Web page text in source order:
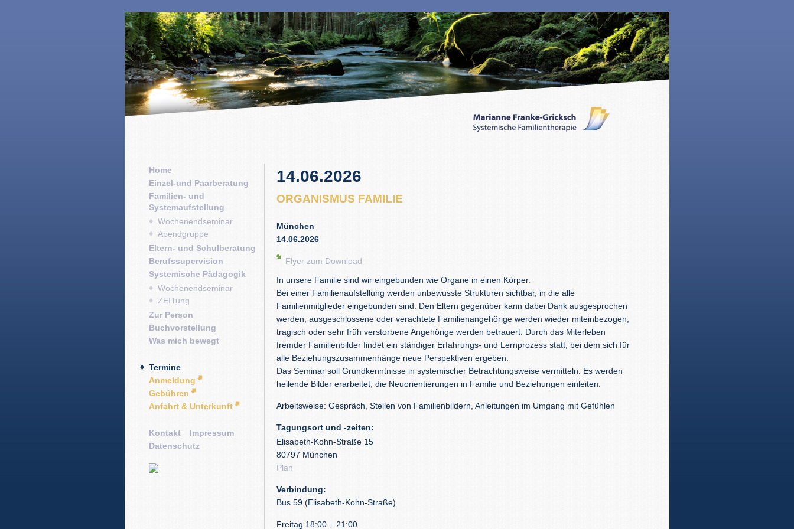
Home
Einzel-und Paarberatung
Familien- und
Systemaufstellung
Wochenendseminar
Abendgruppe
Eltern- und Schulberatung
Berufssupervision
Systemische Pädagogik
Wochenendseminar
ZEITung
Zur Person
Buchvorstellung
Was mich bewegt
Termine
Anmeldung
Gebühren
Anfahrt & Unterkunft
Kontakt
Impressum
Datenschutz
14.06.2026
ORGANISMUS FAMILIE
München
14.06.2026
Flyer zum Download
In unsere Familie sind wir eingebunden wie Organe in einen Körper.
Bei einer Familienaufstellung werden unbewusste Strukturen sichtbar, in die alle
Familienmitglieder eingebunden sind. Den Eltern gegenüber kann dabei Dank ausgesprochen
werden, ausgeschlossene oder verachtete Familienangehörige werden wieder miteinbezogen,
tragisch oder sehr früh verstorbene Angehörige werden betrauert. Durch das Miterleben
fremder Familienbilder findet ein ständiger Erfahrungs- und Lernprozess statt, bei dem sich für
alle Beziehungszusammenhänge neue Perspektiven ergeben.
Das Seminar soll Grundkenntnisse in systemischer Betrachtungsweise vermitteln. Es werden
heilende Bilder erarbeitet, die Neuorientierungen in Familie und Beziehungen einleiten.
Arbeitsweise: Gespräch, Stellen von Familienbildern, Anleitungen im Umgang mit Gefühlen
Tagungsort und -zeiten:
Elisabeth-Kohn-Straße 15
80797 München
Plan
Verbindung:
Bus 59 (Elisabeth-Kohn-Straße)
Freitag 18:00 – 21:00